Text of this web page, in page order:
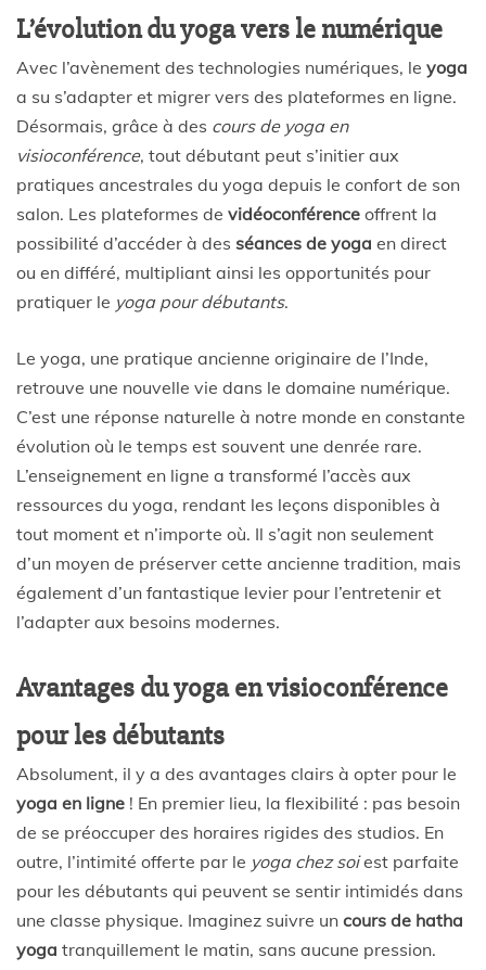
L’évolution du yoga vers le numérique
Avec l’avènement des technologies numériques, le yoga
a su s’adapter et migrer vers des plateformes en ligne.
Désormais, grâce à des cours de yoga en
visioconférence, tout débutant peut s’initier aux
pratiques ancestrales du yoga depuis le confort de son
salon. Les plateformes de vidéoconférence offrent la
possibilité d’accéder à des séances de yoga en direct
ou en différé, multipliant ainsi les opportunités pour
pratiquer le yoga pour débutants.
Le yoga, une pratique ancienne originaire de l’Inde,
retrouve une nouvelle vie dans le domaine numérique.
C’est une réponse naturelle à notre monde en constante
évolution où le temps est souvent une denrée rare.
L’enseignement en ligne a transformé l’accès aux
ressources du yoga, rendant les leçons disponibles à
tout moment et n’importe où. Il s’agit non seulement
d’un moyen de préserver cette ancienne tradition, mais
également d’un fantastique levier pour l’entretenir et
l’adapter aux besoins modernes.
Avantages du yoga en visioconférence
pour les débutants
Absolument, il y a des avantages clairs à opter pour le
yoga en ligne ! En premier lieu, la flexibilité : pas besoin
de se préoccuper des horaires rigides des studios. En
outre, l’intimité offerte par le yoga chez soiest parfaite
pour les débutants qui peuvent se sentir intimidés dans
une classe physique. Imaginez suivre un cours de hatha
yoga tranquillement le matin, sans aucune pression.